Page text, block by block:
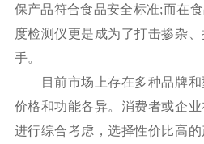
保产品符合食品安全标准;而在
度检测仪更是成为了打击掺杂
手。
目前市场上存在多种品牌和
价格和功能各异。消费者或企
进行综合考虑，选择性价比高